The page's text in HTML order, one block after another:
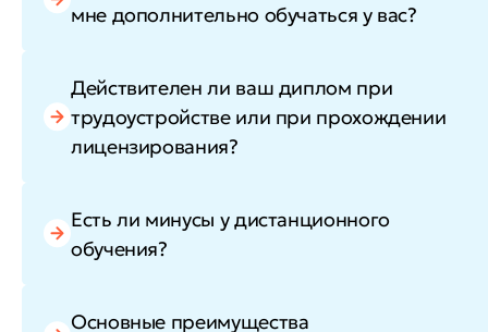
мне дополнительно обучаться у вас?
Действителен ли ваш диплом при
трудоустройстве или при прохождении
лицензирования?
Есть ли минусы у дистанционного
обучения?
Основные преимущества